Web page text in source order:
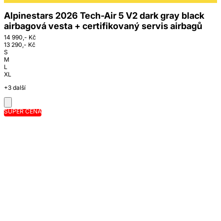
Alpinestars 2026 Tech-Air 5 V2 dark gray black
airbagová vesta + certifikovaný servis airbagů
14 990,- Kč
13 290,- Kč
S
M
L
XL
+3 další
SUPER CENA